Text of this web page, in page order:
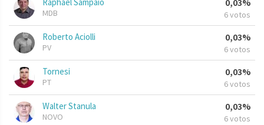
MDB
0,03%
6 votos
Roberto Aciolli
PV
0,03%
6 votos
Tornesi
PT
0,03%
6 votos
Walter Stanula
NOVO
0,03%
6 votos